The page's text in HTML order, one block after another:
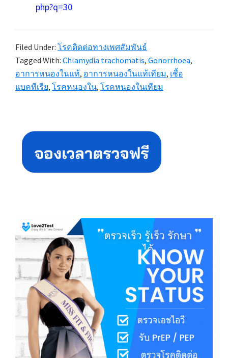
php?q=30
Filed Under: โรคติดต่อทางเพศสัมพันธ์
Tagged With: Chlamydia trachomatis, Gonorrhoea,
อาการหนองในแท้, อาการหนองในแท้เทียม, เชื้อ
แบคทีเรีย, โรคหนองใน, โรคหนองในเทียม
Sidebar